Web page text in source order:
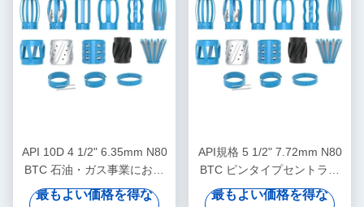
API 10D 4 1/2" 6.35mm N80
BTC 石油・ガス事業におけ
る石油場集中装置
最もよい価格を得な
API規格 5 1/2" 7.72mm N80
BTC ピンタイプセントララ
イザー（石油・ガス掘削にお
最もよい価格を得な